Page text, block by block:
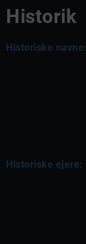
Historik
Historiske navne:
Historiske ejere: